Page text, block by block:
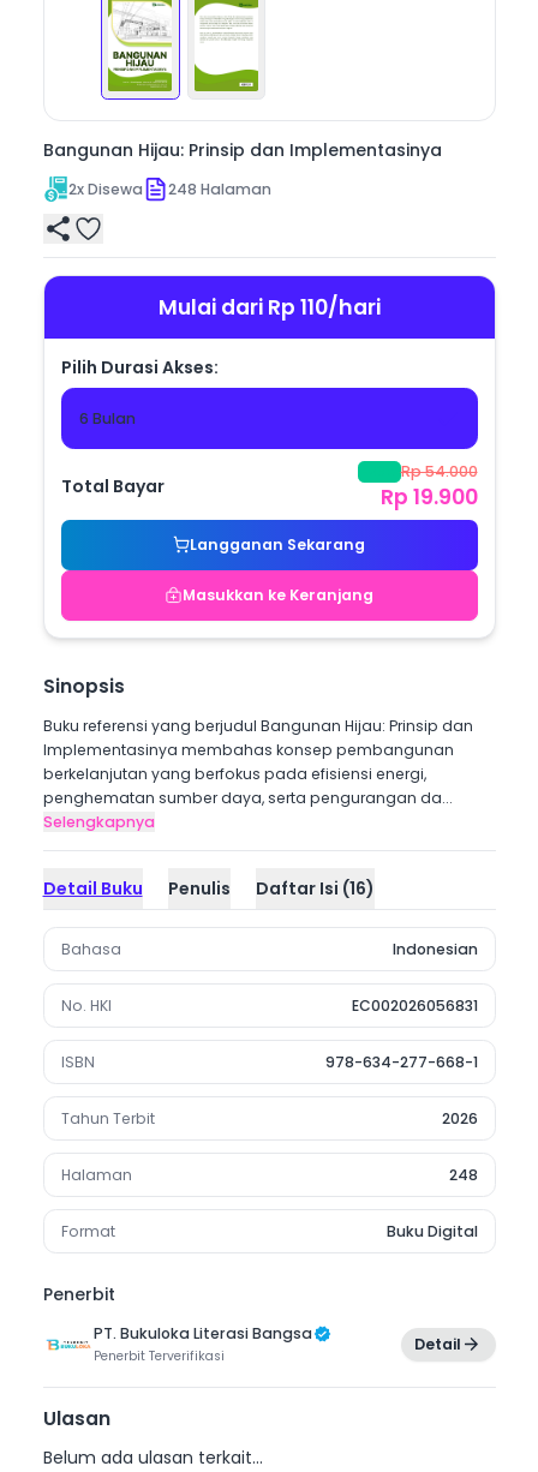
Bangunan Hijau: Prinsip dan Implementasinya
2x Disewa 248 Halaman
Mulai dari Rp 110/hari
Pilih Durasi Akses:
6 Bulan
Total Bayar
Rp 54.000
Rp 19.900
Langganan Sekarang
Masukkan ke Keranjang
Sinopsis
Buku referensi yang berjudul Bangunan Hijau: Prinsip dan
Implementasinya membahas konsep pembangunan
berkelanjutan yang berfokus pada efisiensi energi,
penghematan sumber daya, serta pengurangan da...
Selengkapnya
sistematis dan aplikatif, buku ini diharapkan dapat
Detail Buku Penulis Daftar Isi (16)
Bahasa Indonesian
No. HKI EC002026056831
ISBN 978-634-277-668-1
Tahun Terbit 2026
Halaman 248
Format Buku Digital
Penerbit
PT. Bukuloka Literasi Bangsa
Penerbit Terverifikasi
Detail
Ulasan
Belum ada ulasan terkait...